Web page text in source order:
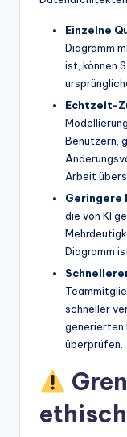
Einzelne
Diagramm
ist, können
Echtzeit-
Benutzern,
Arbeit
Geringere
die von KI
Diagramm
schneller
generierten
überprüfen.